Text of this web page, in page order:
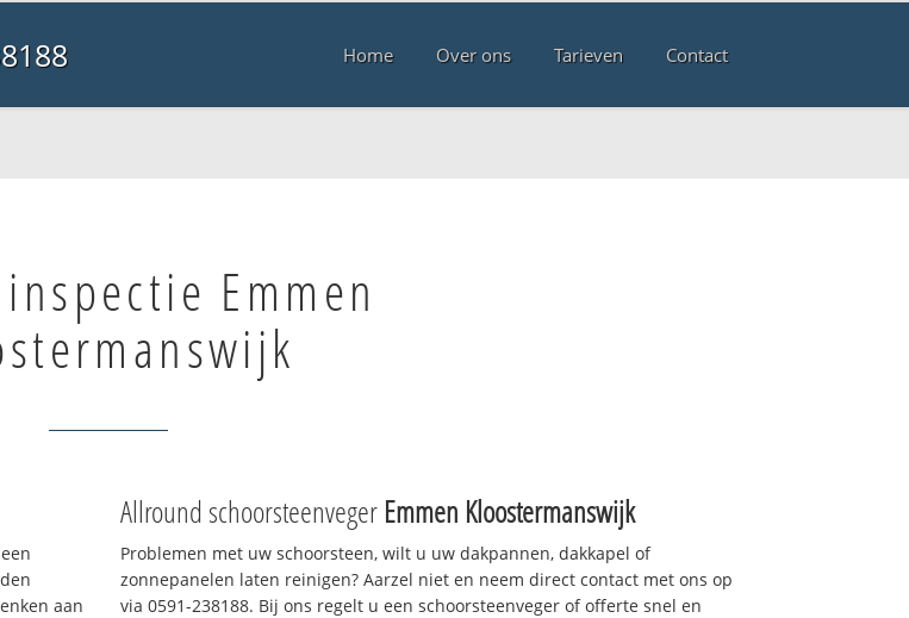
Home Over ons Tarieven Contact
Emmen
aan
Allround schoorsteenveger Emmen Kloostermanswijk
Problemen met uw schoorsteen, wilt u uw dakpannen, dakkapel of
zonnepanelen laten reinigen? Aarzel niet en neem direct contact met ons op
via 0591-238188. Bij ons regelt u een schoorsteenveger of offerte snel en